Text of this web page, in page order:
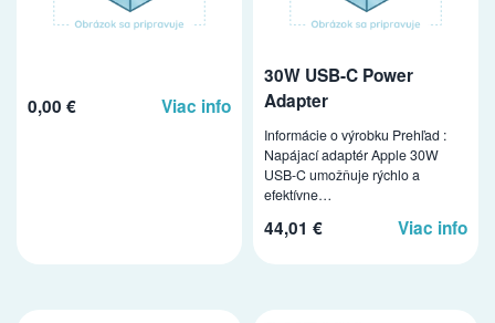
0,00 € Viac info
30W USB-C Power
Adapter
Informácie o výrobku Prehľad :
Napájací adaptér Apple 30W
USB-C umožňuje rýchlo a
efektívne…
44,01 € Viac info